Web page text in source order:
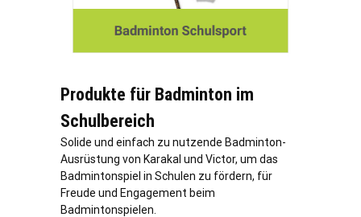
Produkte für Badminton im
Schulbereich
Solide und einfach zu nutzende Badminton-
Ausrüstung von Karakal und Victor, um das
Badmintonspiel in Schulen zu fördern, für
Freude und Engagement beim
Badmintonspielen.